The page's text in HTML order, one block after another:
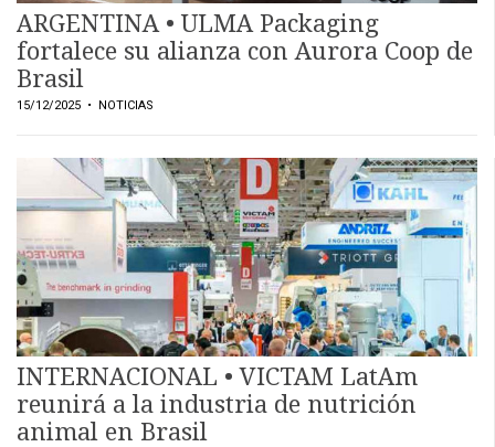
SERVICIOS
CONTÁCTENOS
AYUDA
TÉRMINOS
Y
CONDICIONES
POLÍTICAS
DE
PRIVACIDAD
MAPA
DEL
ARGENTINA • ULMA Packaging
fortalece su alianza con Aurora Coop de
Brasil
15/12/2025 • NOTICIAS
INTERNACIONAL • VICTAM LatAm
reunirá a la industria de nutrición
animal en Brasil